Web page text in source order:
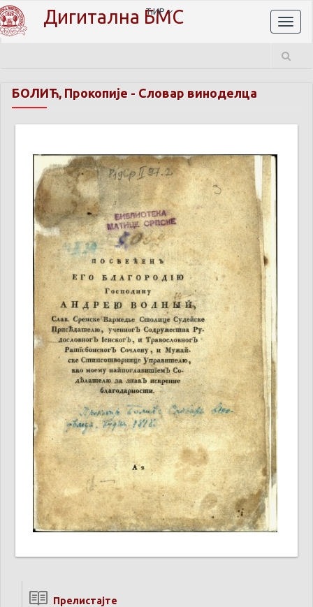
Дигитална БМС
ЋИР
БОЛИЋ, Прокопије - Словар виноделца
Прелистајте